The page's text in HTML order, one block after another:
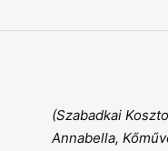
(Szabadkai
Annabella,